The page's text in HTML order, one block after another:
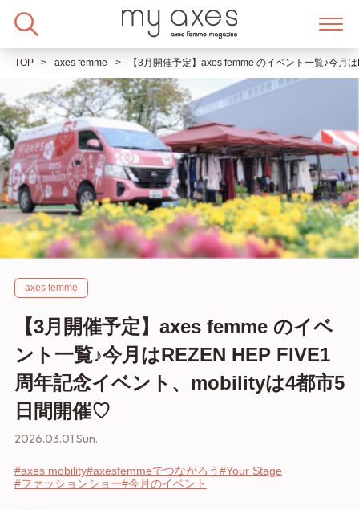
TOP axes femme 【3月開催予定】axes femme のイベント一覧♪今
axes femme
【3月開催予定】axes femme のイベ
ント一覧♪今月はREZEN HEP FIVE1
周年記念イベント、mobilityは4都市5
日間開催♡
2026.03.01 Sun.
#axes mobility#axesfemmeでつながろう#Your Stage
#ファッションショー#今月のイベント